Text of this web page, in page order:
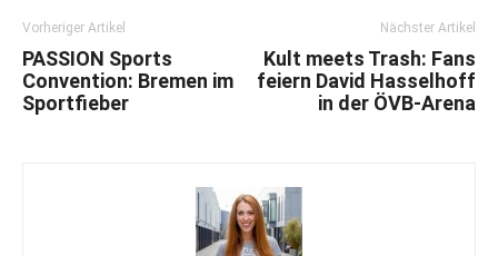
Vorheriger Artikel
PASSION Sports
Convention: Bremen im
Sportfieber
Nächster Artikel
Kult meets Trash: Fans
feiern David Hasselhoff
in der ÖVB-Arena